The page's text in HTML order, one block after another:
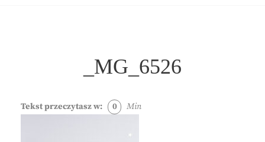
_MG_6526
Tekst przeczytasz w: 0 Min